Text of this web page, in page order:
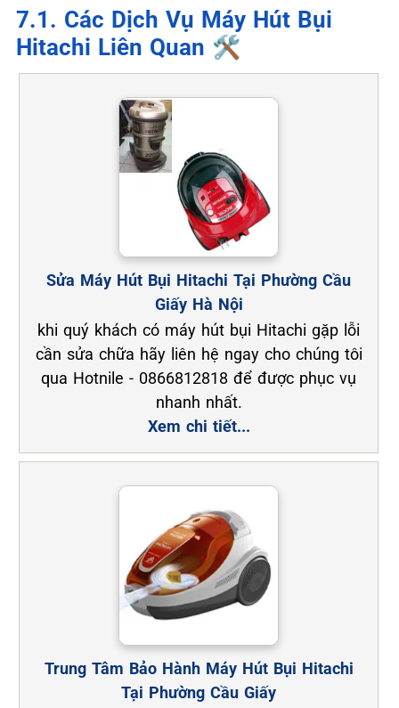
7.1. Các Dịch Vụ Máy Hút Bụi
Hitachi Liên Quan 🛠️
Sửa Máy Hút Bụi Hitachi Tại Phường Cầu
Giấy Hà Nội
khi quý khách có máy hút bụi Hitachi gặp lỗi
cần sửa chữa hãy liên hệ ngay cho chúng tôi
qua Hotnile - 0866812818 để được phục vụ
nhanh nhất.
Xem chi tiết...
Trung Tâm Bảo Hành Máy Hút Bụi Hitachi
Tại Phường Cầu Giấy